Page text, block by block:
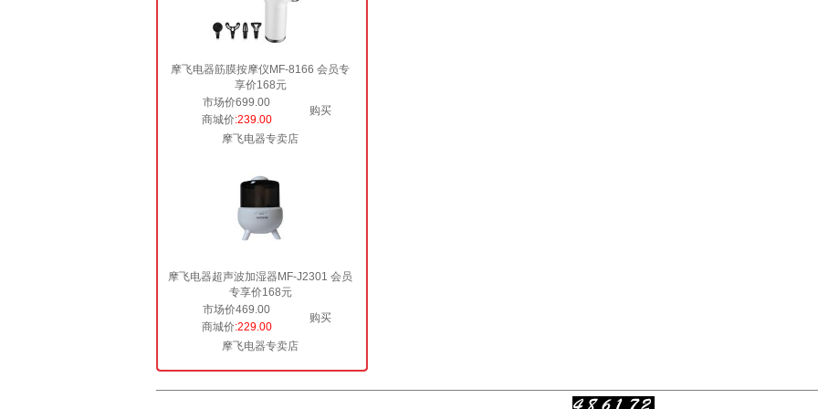
摩飞电器筋膜按摩仪MF-8166 会员专
享价168元
市场价699.00
购买
商城价:239.00
摩飞电器专卖店
摩飞电器超声波加湿器MF-J2301 会员
专享价168元
市场价469.00
购买
商城价:229.00
摩飞电器专卖店